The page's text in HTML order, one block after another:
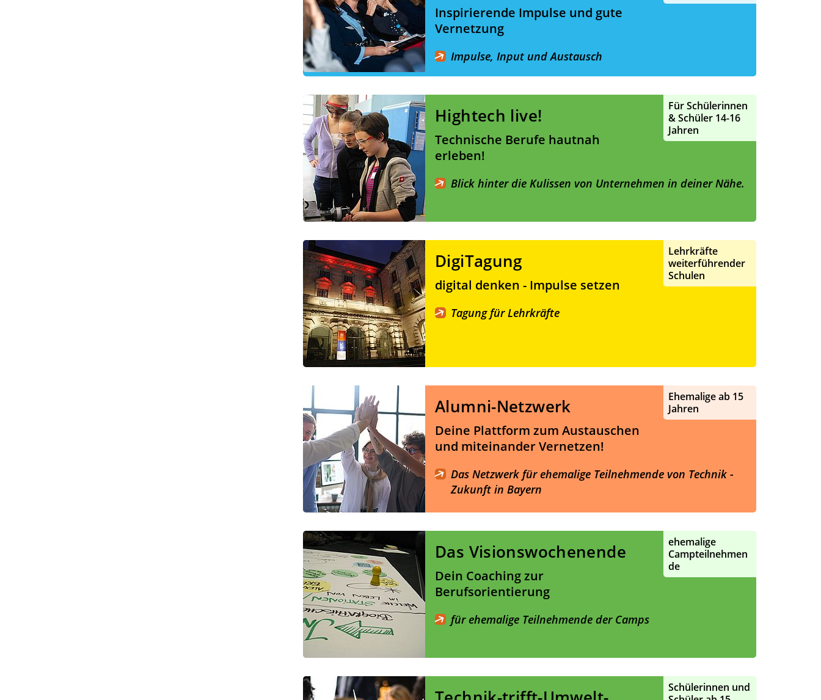
Inspirierende Impulse und gute
Vernetzung
Impulse, Input und Austausch
Für Schülerinnen
& Schüler 14-16
Jahren
Hightech live!
Technische Berufe hautnah
erleben!
Blick hinter die Kulissen von Unternehmen in deiner Nähe.
Lehrkräfte
weiterführender
Schulen
DigiTagung
digital denken - Impulse setzen
Tagung für Lehrkräfte
Ehemalige ab 15
Jahren
Alumni-Netzwerk
Deine Plattform zum Austauschen
und miteinander Vernetzen!
Das Netzwerk für ehemalige Teilnehmende von Technik -
Zukunft in Bayern
ehemalige
Campteilnehmen
de
Das Visionswochenende
Dein Coaching zur
Berufsorientierung
für ehemalige Teilnehmende der Camps
Schülerinnen und